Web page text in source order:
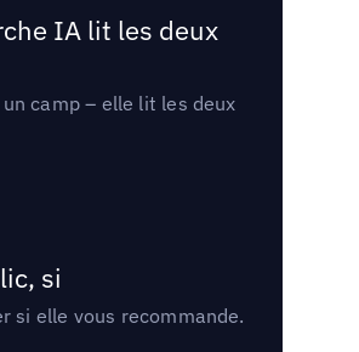
IA lit les deux
camp – elle lit les deux
si
si elle vous recommande.